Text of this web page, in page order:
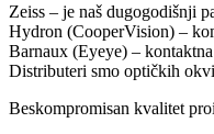
Zeiss – je naš dugogodišnji
Hydron (CooperVision) –
Barnaux (Eyeye) –
Distributeri smo optičkih
Beskompromisan kvalitet